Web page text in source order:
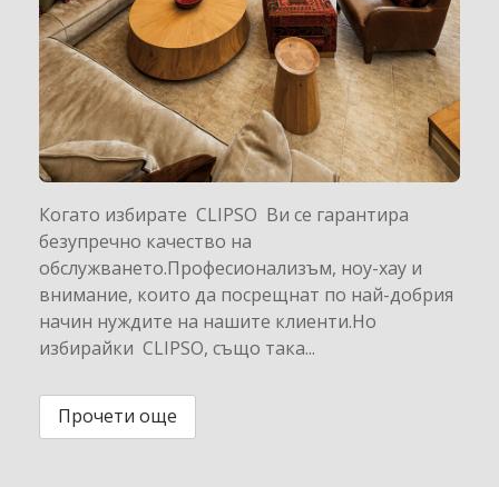
Когато избирате CLIPSO Ви се гарантира
безупречно качество на
обслужването.Професионализъм, ноу-хау и
внимание, които да посрещнат по най-добрия
начин нуждите на нашите клиенти.Но
избирайки CLIPSO, също така...
Прочети още